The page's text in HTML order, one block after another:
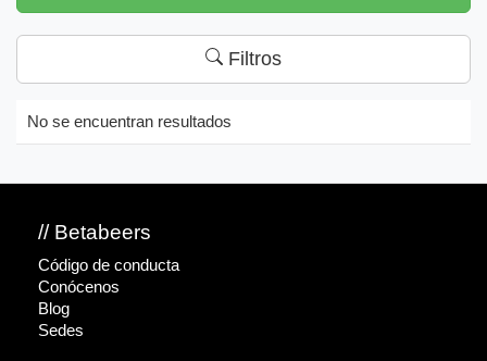
Filtros
No se encuentran resultados
// Betabeers
Código de conducta
Conócenos
Blog
Sedes